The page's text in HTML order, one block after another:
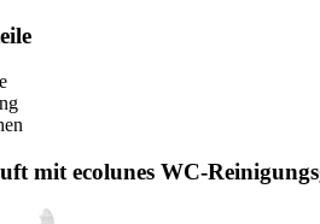
mit ecolunes WC-